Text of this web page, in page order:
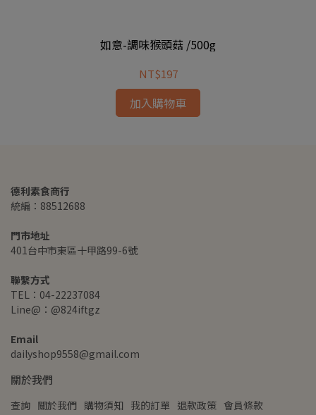
如意-調味猴頭菇 /500g
NT$197
加入購物車
德利素食商行
統編：88512688
門市地址
401台中市東區十甲路99-6號
聯繫方式
TEL：04-22237084
Line@：@824iftgz
Email
dailyshop9558@gmail.com
關於我們
查詢 關於我們 購物須知 我的訂單 退款政策 會員條款